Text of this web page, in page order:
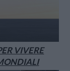
VIVERE